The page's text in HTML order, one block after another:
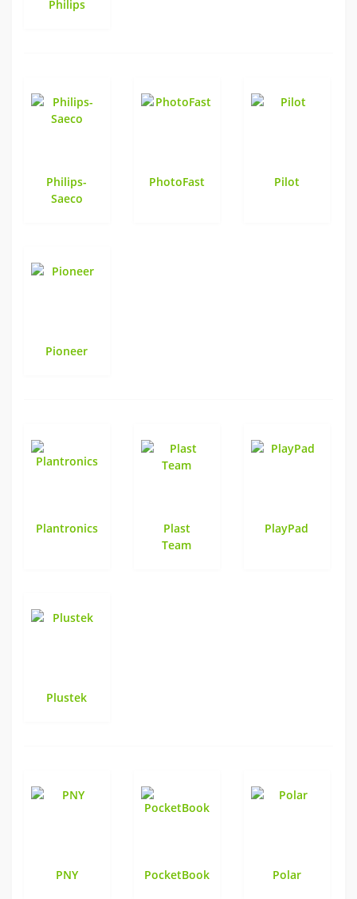
Philips
Philips-
Saeco
PhotoFast Pilot
Pioneer
Plantronics
Plast
Team
PlayPad
Plustek
PNY PocketBook Polar